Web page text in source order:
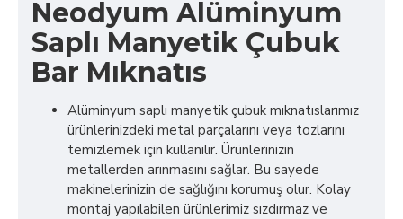
Neodyum Alüminyum
Saplı Manyetik Çubuk
Bar Mıknatıs
Alüminyum saplı manyetik çubuk mıknatıslarımız
ürünlerinizdeki metal parçalarını veya tozlarını
temizlemek için kullanılır. Ürünlerinizin
metallerden arınmasını sağlar. Bu sayede
makinelerinizin de sağlığını korumuş olur. Kolay
montaj yapılabilen ürünlerimiz sızdırmaz ve